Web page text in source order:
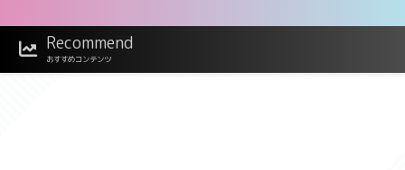
似鳥沙也加 11COLOR vol.3 FRIDAYデジ
タル写真集
Recommend
おすすめコンテンツ